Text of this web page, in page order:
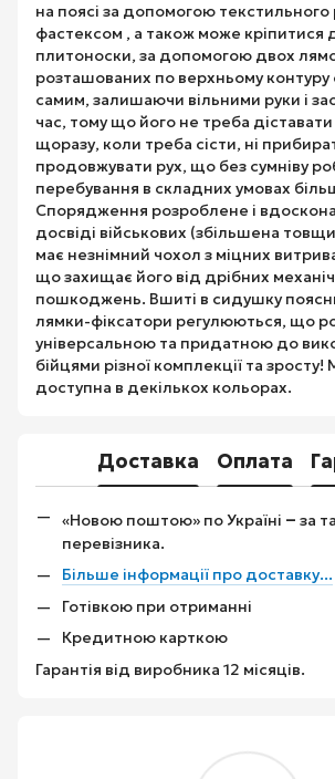
на поясі за допомогою текстильного
фастексом , а також може кріпитися
плитоноски, за допомогою двох
розташованих по верхньому
самим, залишаючи вільними руки і
час, тому що його не треба
щоразу, коли треба сісти, ні
продовжувати рух, що без сумніву
перебування в складних умовах
Спорядження розроблене і
досвіді військових (збільшена
має незнімний чохол з міцних
що захищає його від дрібних
пошкоджень. Вшиті в сидушку
лямки-фіксатори регулюються, що
універсальною та придатною до
бійцями різної комплекції та
доступна в декількох кольорах.
Доставка Оплата
«Новою поштою» по Україні – за
перевізника.
Більше інформації про доставку...
Готівкою при отриманні
Кредитною карткою
Гарантія від виробника 12 місяців.